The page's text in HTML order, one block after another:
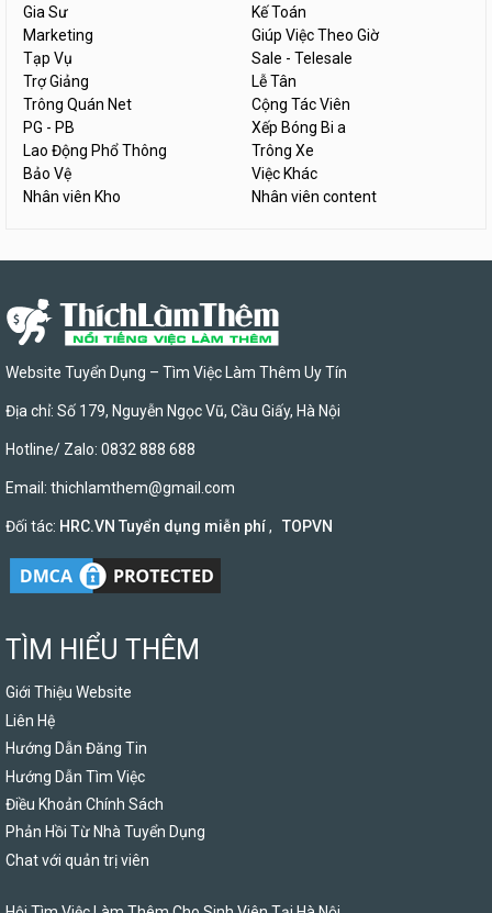
Gia Sư
Kế Toán
Marketing
Giúp Việc Theo Giờ
Tạp Vụ
Sale - Telesale
Trợ Giảng
Lễ Tân
Trông Quán Net
Cộng Tác Viên
PG - PB
Xếp Bóng Bi a
Lao Động Phổ Thông
Trông Xe
Bảo Vệ
Việc Khác
Nhân viên Kho
Nhân viên content
Website Tuyển Dụng – Tìm Việc Làm Thêm Uy Tín
Địa chỉ: Số 179, Nguyễn Ngọc Vũ, Cầu Giấy, Hà Nội
Hotline/ Zalo: 0832 888 688
Email: thichlamthem@gmail.com
Đối tác: HRC.VN Tuyển dụng miễn phí, TOPVN
TÌM HIỂU THÊM
Giới Thiệu Website
Liên Hệ
Hướng Dẫn Đăng Tin
Hướng Dẫn Tìm Việc
Điều Khoản Chính Sách
Phản Hồi Từ Nhà Tuyển Dụng
Chat với quản trị viên